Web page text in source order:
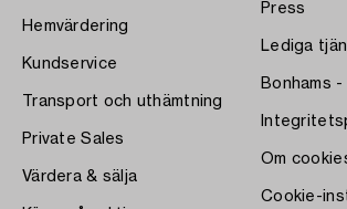
Hemvärdering
Kundservice
Transport och uthämtning
Private Sales
Värdera & sälja
Press
Lediga
Bonhams
Om
Cookie-